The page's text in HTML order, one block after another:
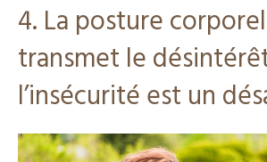
4. La posture
transmet le
l’insécurité est un